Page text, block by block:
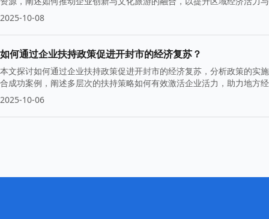
2025-10-08
如何通过企业扶持政策促进开封市的经济复苏？
本文探讨如何通过企业扶持政策促进开封市的经济复苏，分析政策的实
合成功案例，阐述多层次的扶持策略如何有效激活企业活力，助力地方
2025-10-06